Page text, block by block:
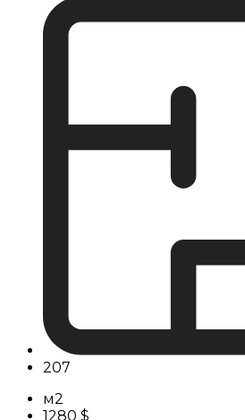
207
м2
1280 $